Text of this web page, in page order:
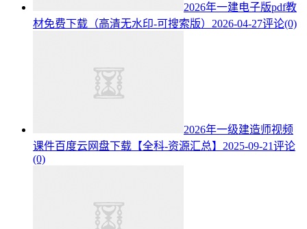
2026年一建电子版pdf教
材免费下载（高清无水印-可搜索版） 2026-04-27评论(0)
2026年一级建造师视频
课件百度云网盘下载【全科-资源汇总】 2025-09-21评论
(0)